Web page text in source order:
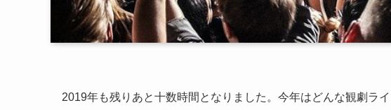
2019年も残りあと十数時間となりました。今年はどんな観劇ラ